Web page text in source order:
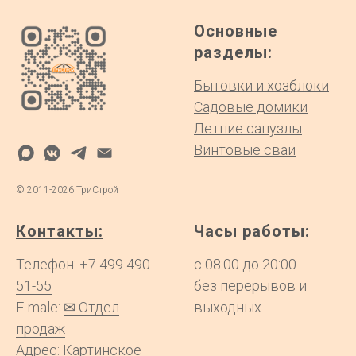
© 2011-2026 ТриСтрой
Основные
разделы:
Бытовки и хозблоки
Садовые домики
Летние санузлы
Винтовые сваи
Контакты:
Телефон: +7 499 490-
51-55
E-male: ✉ Отдел
продаж
Адрес: Картинское
Часы работы:
с 08:00 до 20:00
без перерывов и
выходных